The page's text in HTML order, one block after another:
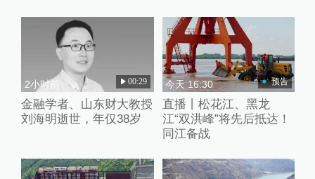
2小时前 00:29
金融学者、山东财大教授
刘海明逝世，年仅38岁
今天 16:30 预告
直播丨松花江、黑龙
江“双洪峰”将先后抵达！
同江备战